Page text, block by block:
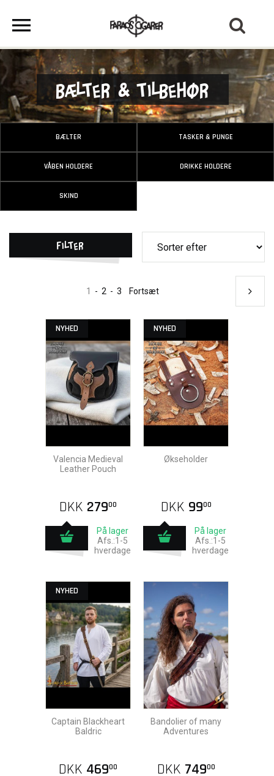
Bælter & Tilbehør
BÆLTER TASKER & PUNGE
VÅBEN HOLDERE DRIKKE HOLDERE
SKIND
Filter
1 - 2 - 3 Fortsæt
NYHED
Valencia Medieval
Leather Pouch
DKK 27900
På lager
Afs.:1-5
hverdage
NYHED
Økseholder
DKK 9900
På lager
Afs.:1-5
hverdage
NYHED
Captain Blackheart
Baldric
DKK 46900
Bandolier of many
Adventures
DKK 74900